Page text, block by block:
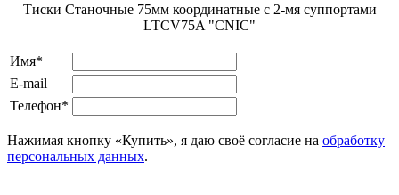
Тиски Станочные 75мм координатные с 2-мя суппортами
LTCV75A "CNIC"
Имя*
E-mail
Телефон*
Нажимая кнопку «Купить», я даю своё согласие на обработку
персональных данных.